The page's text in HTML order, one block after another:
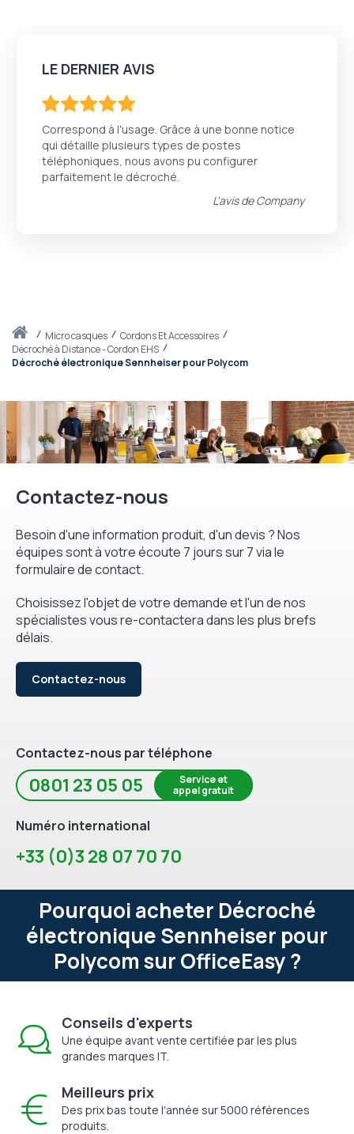
Accueilmicro casques
Cordons Et Accessoires
Décroché à Distance - Cordon EHS
Décroché électronique Sennheiser pour Polycom
LE DERNIER AVIS
Correspond à l'usage. Grâce à une bonne notice
qui détaille plusieurs types de postes
téléphoniques, nous avons pu configurer
parfaitement le décroché.
L'avis deCompany
Contactez-nous
Besoin d'une information produit, d'un devis ? Nos
équipes sont à votre écoute 7 jours sur 7 via le
formulaire de contact.
Choisissez l'objet de votre demande et l'un de nos
spécialistes vous re-contactera dans les plus brefs
délais.
Contactez-nous
Contactez-nous par téléphone
0801 23 05 05
Service et
appel gratuit
Numéro international
+33 (0)3 28 07 70 70
Pourquoi acheter Décroché
électronique Sennheiser pour
Polycom sur OfficeEasy ?
Conseils d'experts
Une équipe avant vente certifiée par les plus
grandes marques IT.
Meilleurs prix
Des prix bas toute l'année sur 5000 références
produits.